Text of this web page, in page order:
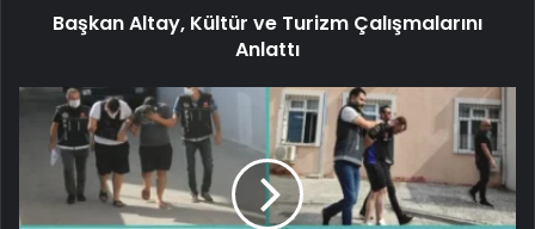
Başkan Altay, Kültür ve Turizm Çalışmalarını
Anlattı